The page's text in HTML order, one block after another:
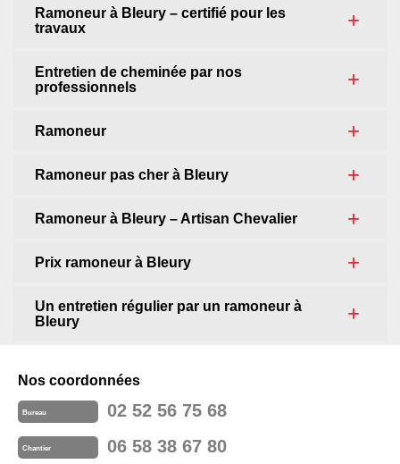
Ramoneur à Bleury – certifié pour les
travaux
Entretien de cheminée par nos
professionnels
Ramoneur
Ramoneur pas cher à Bleury
Ramoneur à Bleury – Artisan Chevalier
Prix ramoneur à Bleury
Un entretien régulier par un ramoneur à
Bleury
Nos coordonnées
Bureau 02 52 56 75 68
Chantier 06 58 38 67 80